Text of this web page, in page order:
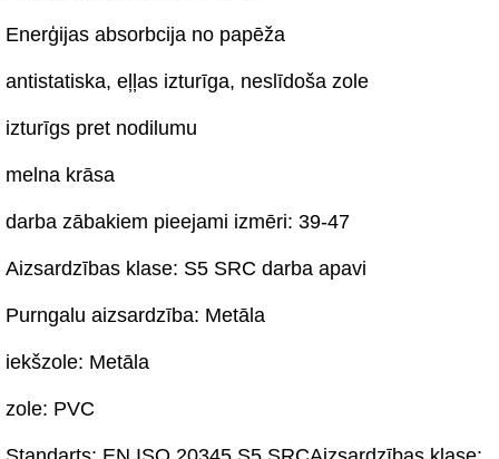
Enerģijas absorbcija no papēža
antistatiska, eļļas izturīga, neslīdoša zole
izturīgs pret nodilumu
melna krāsa
darba zābakiem pieejami izmēri: 39-47
Aizsardzības klase: S5 SRC darba apavi
Purngalu aizsardzība: Metāla
iekšzole: Metāla
zole: PVC